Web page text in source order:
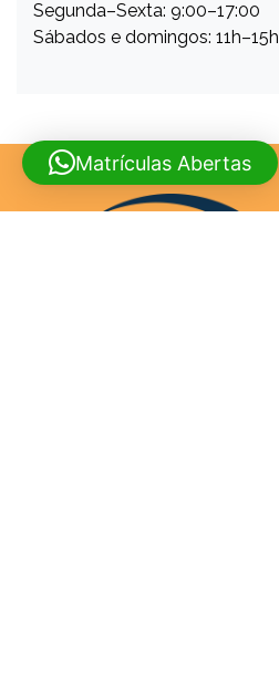
Segunda–Sexta: 9:00–17:00
Sábados e domingos: 11h–15h
Matrículas Abertas